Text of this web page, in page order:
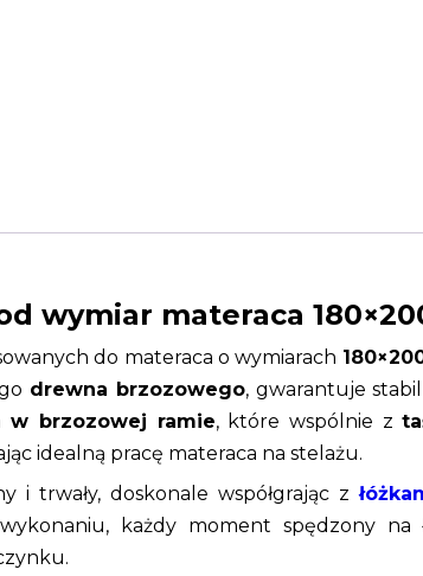
wymiar materaca
do materaca o wymiarach
drewna brzozowego, gwarantuje
w brzozowej ramie, które wspólnie z
idealną pracę materaca na stelażu.
i trwały, doskonale współgrając z
każdy moment spędzony na